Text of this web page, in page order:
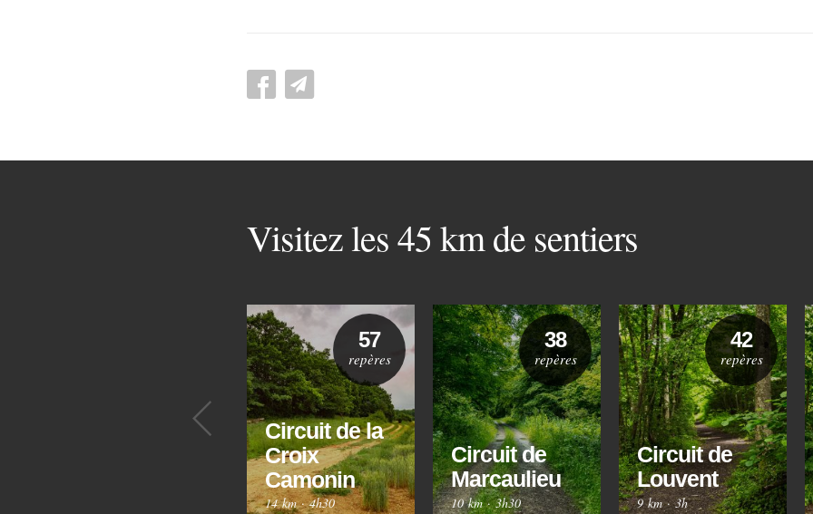
Visitez les 45 km de sentiers
Précédent
Circuit de la
Croix
Camonin
14 km·4h30
57
repères
Circuit de
Marcaulieu
10 km·3h30
38
repères
Circuit de
Louvent
9 km·3h
42
repères